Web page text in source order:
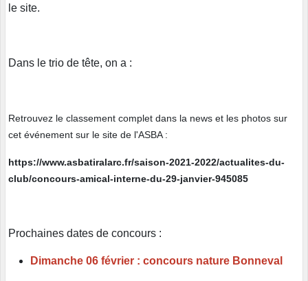
le site.
Dans le trio de tête, on a :
Retrouvez le classement complet dans la news et les photos sur
cet événement sur le site de l'ASBA :
https://www.asbatiralarc.fr/saison-2021-2022/actualites-du-
club/concours-amical-interne-du-29-janvier-945085
Prochaines dates de concours :
Dimanche 06 février : concours nature Bonneval